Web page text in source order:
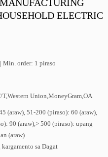
ELECTRIC
Min. order: 1 piraso
Union,MoneyGram,OA
(araw), 51-200 (piraso): 60 (araw),
90 (araw),> 500 (piraso): upang
(araw)
sa Dagat